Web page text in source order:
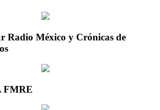
Radio México y Crónicas de
FMRE